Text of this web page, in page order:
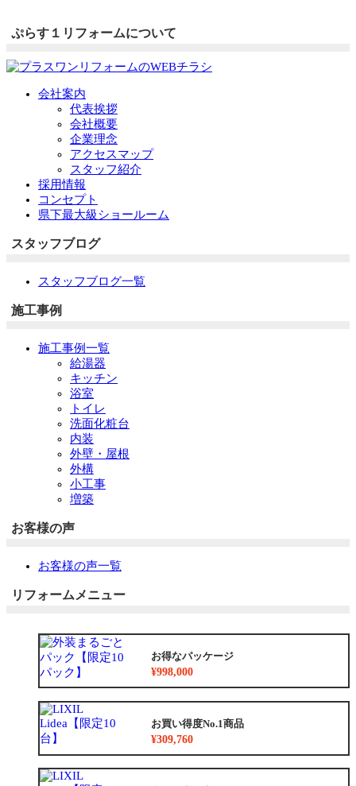
ぷらす１リフォームについて
会社案内
代表挨拶
会社概要
企業理念
アクセスマップ
スタッフ紹介
採用情報
コンセプト
県下最大級ショールーム
スタッフブログ
スタッフブログ一覧
施工事例
施工事例一覧
給湯器
キッチン
浴室
トイレ
洗面化粧台
内装
外壁・屋根
外構
小工事
増築
お客様の声
お客様の声一覧
リフォームメニュー
お得なパッケージ
¥998,000
お買い得度No.1商品
¥309,760